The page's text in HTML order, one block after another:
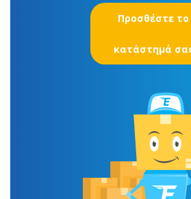
Προσθέστε το
κατάστημά